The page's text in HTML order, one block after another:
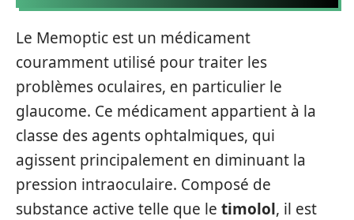
Le Memoptic est un médicament
couramment utilisé pour traiter les
problèmes oculaires, en particulier le
glaucome. Ce médicament appartient à la
classe des agents ophtalmiques, qui
agissent principalement en diminuant la
pression intraoculaire. Composé de
substance active telle que le timolol, il est